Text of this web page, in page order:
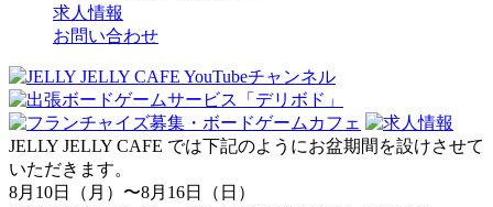
求人情報
お問い合わせ
JELLY JELLY CAFE では下記のようにお盆期間を設けさせて
いただきます。
8月10日（月）〜8月16日（日）